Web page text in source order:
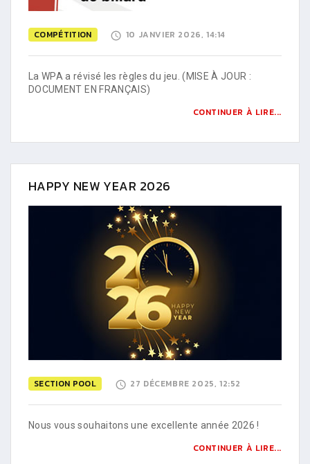
COMPÉTITION 10 JANVIER 2026, 14:14
La WPA a révisé les règles du jeu. (MISE À JOUR :
DOCUMENT EN FRANÇAIS)
CONTINUER À LIRE...
HAPPY NEW YEAR 2026
SECTION POOL 27 DÉCEMBRE 2025, 12:52
Nous vous souhaitons une excellente année 2026 !
CONTINUER À LIRE...